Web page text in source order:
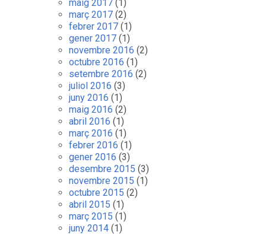
maig 2017 (1)
març 2017 (2)
febrer 2017 (1)
gener 2017 (1)
novembre 2016 (2)
octubre 2016 (1)
setembre 2016 (2)
juliol 2016 (3)
juny 2016 (1)
maig 2016 (2)
abril 2016 (1)
març 2016 (1)
febrer 2016 (1)
gener 2016 (3)
desembre 2015 (3)
novembre 2015 (1)
octubre 2015 (2)
abril 2015 (1)
març 2015 (1)
juny 2014 (1)